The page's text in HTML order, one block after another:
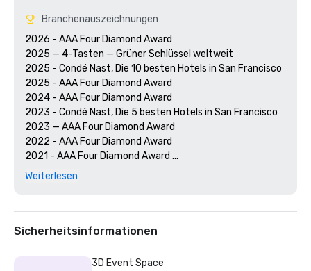
Branchenauszeichnungen
2026 - AAA Four Diamond Award
2025 — 4-Tasten — Grüner Schlüssel weltweit
2025 - Condé Nast, Die 10 besten Hotels in San Francisco
2025 - AAA Four Diamond Award
2024 - AAA Four Diamond Award
2023 - Condé Nast, Die 5 besten Hotels in San Francisco
2023 — AAA Four Diamond Award
2022 - AAA Four Diamond Award
2021 - AAA Four Diamond Award
2020 - Condé Nast Die 21 besten Hotels in San Francisco
Weiterlesen
Sicherheitsinformationen
3D Event Space